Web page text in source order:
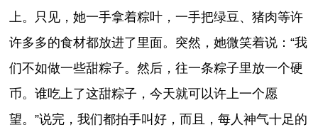
上。只见，她一手拿着粽叶，一手把绿豆、猪肉等许
许多多的食材都放进了里面。突然，她微笑着说：“我
们不如做一些甜粽子。然后，往一条粽子里放一个硬
币。谁吃上了这甜粽子，今天就可以许上一个愿
望。”说完，我们都拍手叫好，而且，每人神气十足的